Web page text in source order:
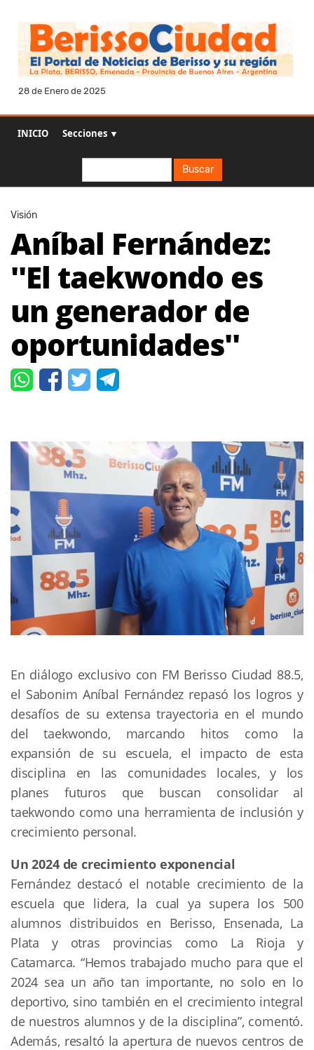
28 de Enero de 2025
INICIO Secciones ▼
Buscar
Visión
Aníbal Fernández:
''El taekwondo es
un generador de
oportunidades''
En diálogo exclusivo con FM Berisso Ciudad 88.5,
el Sabonim Aníbal Fernández repasó los logros y
desafíos de su extensa trayectoria en el mundo
del taekwondo, marcando hitos como la
expansión de su escuela, el impacto de esta
disciplina en las comunidades locales, y los
planes futuros que buscan consolidar al
taekwondo como una herramienta de inclusión y
crecimiento personal.
Un 2024 de crecimiento exponencial
Fernández destacó el notable crecimiento de la
escuela que lidera, la cual ya supera los 500
alumnos distribuidos en Berisso, Ensenada, La
Plata y otras provincias como La Rioja y
Catamarca. “Hemos trabajado mucho para que el
2024 sea un año tan importante, no solo en lo
deportivo, sino también en el crecimiento integral
de nuestros alumnos y de la disciplina”, comentó.
Además, resaltó la apertura de nuevos centros de